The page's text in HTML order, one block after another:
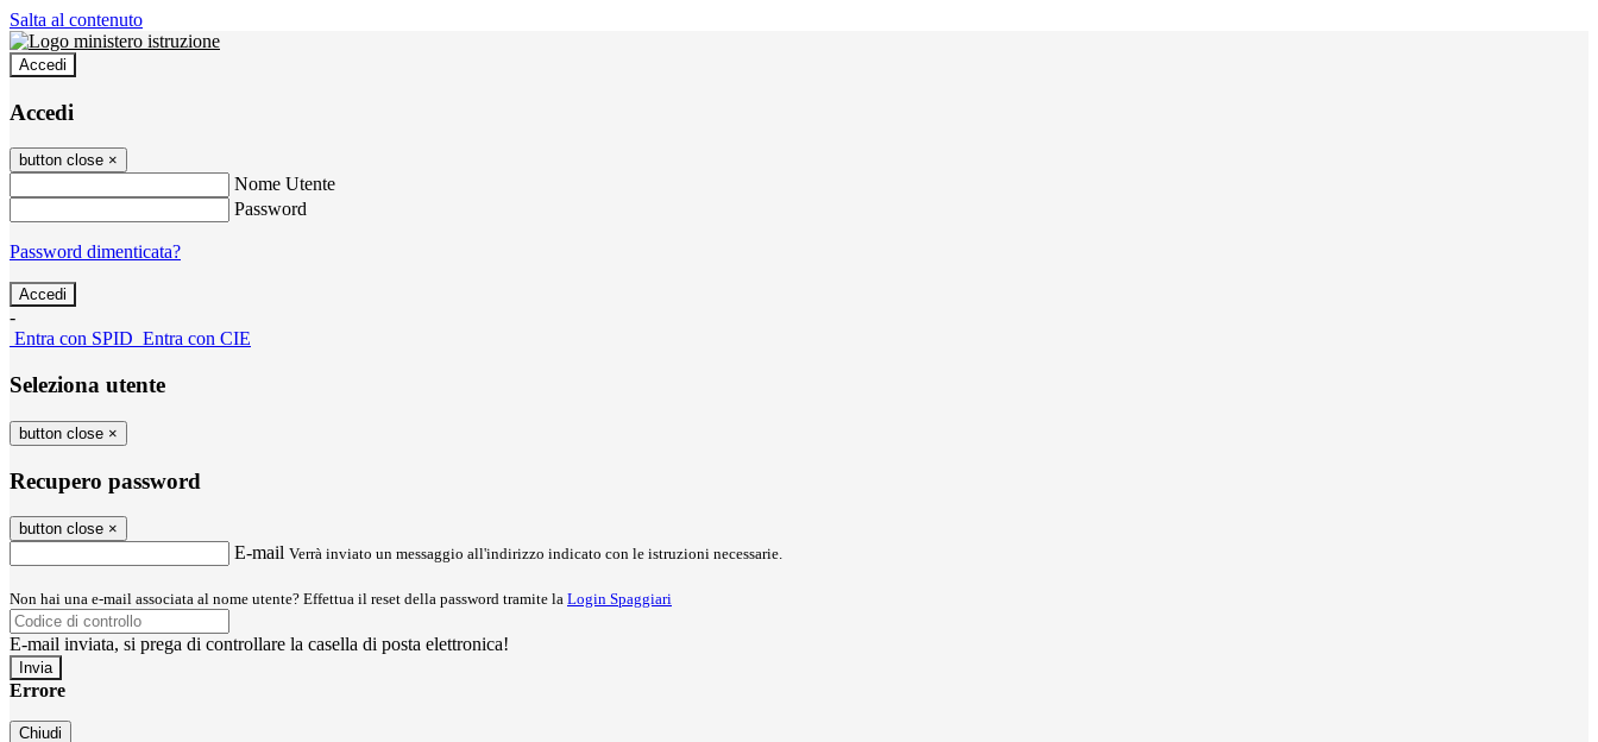
Salta al contenuto
Accedi
Accedi
button close ×
Nome Utente
Password
Password dimenticata?
-
Entra con SPID Entra con CIE
Seleziona utente
button close ×
Recupero password
button close ×
E-mail Verrà inviato un messaggio all'indirizzo indicato con le istruzioni necessarie.
Non hai una e-mail associata al nome utente? Effettua il reset della password tramite la Login Spaggiari
E-mail inviata, si prega di controllare la casella di posta elettronica!
Errore
Chiudi